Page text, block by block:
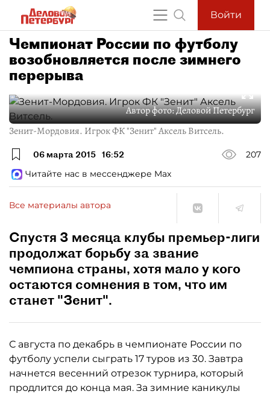
Войти
Чемпионат России по футболу
возобновляется после зимнего
перерыва
Автор фото:Деловой Петербург
Зенит-Мордовия. Игрок ФК "Зенит" Аксель Витсель.
06 марта 2015 16:52
207
Читайте нас в мессенджере Max
Все материалы автора
Спустя 3 месяца клубы премьер-лиги
продолжат борьбу за звание
чемпиона страны, хотя мало у кого
остаются сомнения в том, что им
станет "Зенит".
С августа по декабрь в чемпионате России по
футболу успели сыграть 17 туров из 30. Завтра
начнется весенний отрезок турнира, который
продлится до конца мая. За зимние каникулы